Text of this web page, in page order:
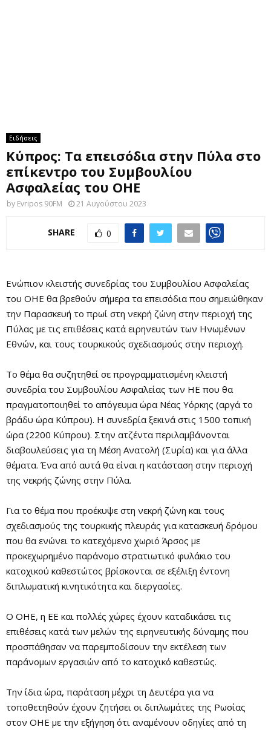
Ειδήσεις
Κύπρος: Τα επεισόδια στην Πύλα στο
επίκεντρο του Συμβουλίου
Ασφαλείας του ΟΗΕ
by Evripos 90FM 21 Αυγούστου 2023
SHARE 0
Ενώπιον κλειστής συνεδρίας του Συμβουλίου Ασφαλείας
του ΟΗΕ θα βρεθούν σήμερα τα επεισόδια που σημειώθηκαν
την Παρασκευή το πρωί στη νεκρή ζώνη στην περιοχή της
Πύλας με τις επιθέσεις κατά ειρηνευτών των Ηνωμένων
Εθνών, και τους τουρκικούς σχεδιασμούς στην περιοχή.
Το θέμα θα συζητηθεί σε προγραμματισμένη κλειστή
συνεδρία του Συμβουλίου Ασφαλείας των ΗΕ που θα
πραγματοποιηθεί το απόγευμα ώρα Νέας Υόρκης (αργά το
βράδυ ώρα Κύπρου). Η συνεδρία ξεκινά στις 1500 τοπική
ώρα (2200 Κύπρου). Στην ατζέντα περιλαμβάνονται
διαβουλεύσεις για τη Μέση Ανατολή (Συρία) και για άλλα
θέματα. Ένα από αυτά θα είναι η κατάσταση στην περιοχή
της νεκρής ζώνης στην Πύλα.
Για το θέμα που προέκυψε στη νεκρή ζώνη και τους
σχεδιασμούς της τουρκικής πλευράς για κατασκευή δρόμου
που θα ενώνει το κατεχόμενο χωριό Άρσος με
προκεχωρημένο παράνομο στρατιωτικό φυλάκιο του
κατοχικού καθεστώτος βρίσκονται σε εξέλιξη έντονη
διπλωματική κινητικότητα και διεργασίες.
Ο ΟΗΕ, η ΕΕ και πολλές χώρες έχουν καταδικάσει τις
επιθέσεις κατά των μελών της ειρηνευτικής δύναμης που
προσπάθησαν να παρεμποδίσουν την εκτέλεση των
παράνομων εργασιών από το κατοχικό καθεστώς.
Την ίδια ώρα, παράταση μέχρι τη Δευτέρα για να
τοποθετηθούν έχουν ζητήσει οι διπλωμάτες της Ρωσίας
στον ΟΗΕ με την εξήγηση ότι αναμένουν οδηγίες από τη